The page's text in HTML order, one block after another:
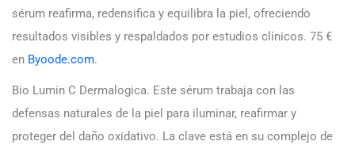
sérum reafirma, redensifica y equilibra la piel, ofreciendo
resultados visibles y respaldados por estudios clínicos. 75 €
en Byoode.com.
Bio Lumin C Dermalogica. Este sérum trabaja con las
defensas naturales de la piel para iluminar, reafirmar y
proteger del daño oxidativo. La clave está en su complejo de